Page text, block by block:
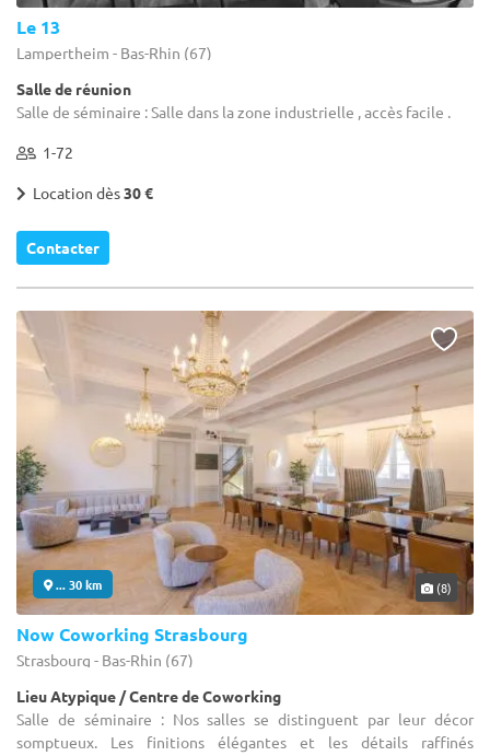
Le 13
Lampertheim - Bas-Rhin (67)
Salle de réunion
Salle de séminaire : Salle dans la zone industrielle , accès facile .
1-72
Location dès30 €
Contacter
... 30 km (8)
Now Coworking Strasbourg
Strasbourg - Bas-Rhin (67)
Lieu Atypique / Centre de Coworking
Salle de séminaire : Nos salles se distinguent par leur décor
somptueux. Les finitions élégantes et les détails raffinés